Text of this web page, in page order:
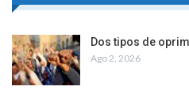
Dos tipos de
Ago 2, 2026